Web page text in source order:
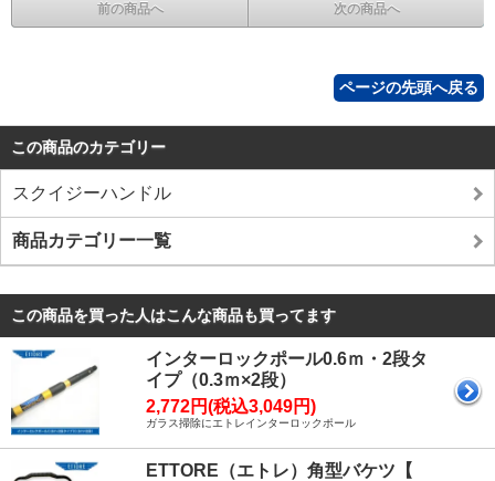
前の商品へ 次の商品へ
ページの先頭へ戻る
この商品のカテゴリー
スクイジーハンドル
商品カテゴリー一覧
この商品を買った人はこんな商品も買ってます
インターロックポール0.6ｍ・2段タ
イプ（0.3ｍ×2段）
2,772円(税込3,049円)
ガラス掃除にエトレインターロックポール
ETTORE（エトレ）角型バケツ【